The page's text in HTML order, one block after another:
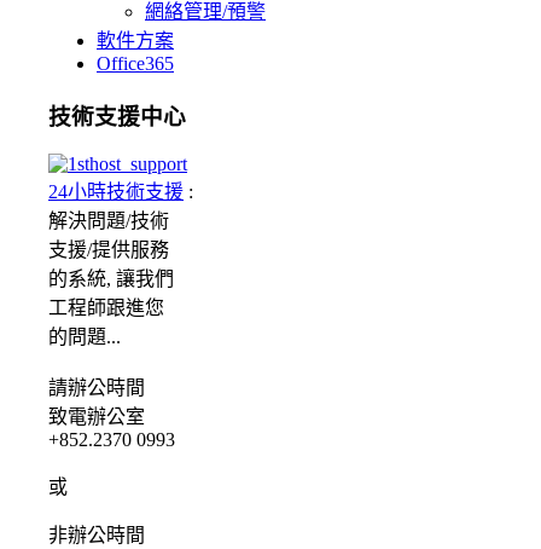
網絡管理/預警
軟件方案
Office365
技術支援中心
24小時技術支援 :
解決問題/技術
支援/提供服務
的系統, 讓我們
工程師跟進您
的問題...
請辦公時間
致電辦公室
+852.2370 0993
或
非辦公時間